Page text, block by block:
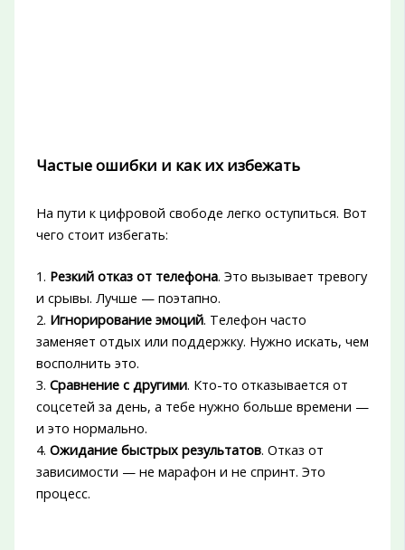
Частые ошибки и как их избежать
На пути к цифровой свободе легко оступиться. Вот
чего стоит избегать:
1. Резкий отказ от телефона. Это вызывает тревогу
и срывы. Лучше — поэтапно.
2. Игнорирование эмоций. Телефон часто
заменяет отдых или поддержку. Нужно искать, чем
восполнить это.
3. Сравнение с другими. Кто-то отказывается от
соцсетей за день, а тебе нужно больше времени —
и это нормально.
4. Ожидание быстрых результатов. Отказ от
зависимости — не марафон и не спринт. Это
процесс.